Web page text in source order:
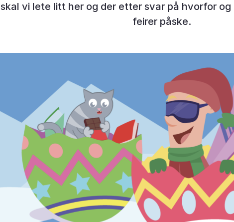
skal vi lete litt her og der etter svar på hvorfor og
feirer påske.